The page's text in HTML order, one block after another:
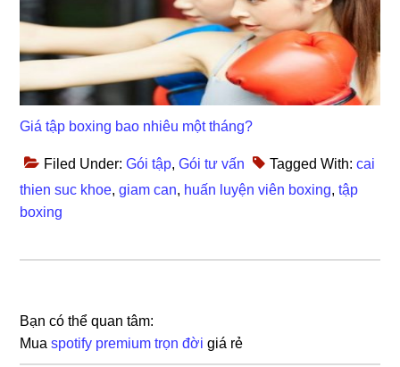
Giá tập boxing bao nhiêu một tháng?
Filed Under:Gói tập,Gói tư vấn Tagged With:cai
thien suc khoe,giam can, huấn luyện viên boxing,tập
boxing
Bạn có thể quan tâm:
Muaspotify premium trọn đời giá rẻ